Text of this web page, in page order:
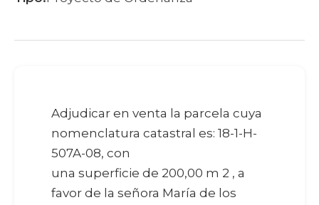
Adjudicar en venta la parcela cuya
nomenclatura catastral es: 18-1-H-
507A-08, con
una superficie de 200,00 m 2 , a
favor de la señora María de los